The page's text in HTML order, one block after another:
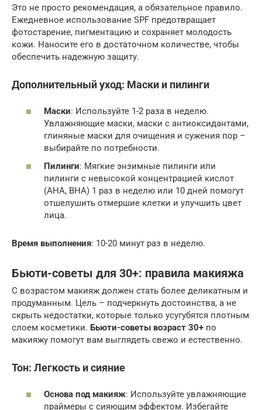
Это не просто рекомендация, а обязательное правило.
Ежедневное использование SPF предотвращает
фотостарение, пигментацию и сохраняет молодость
кожи. Наносите его в достаточном количестве, чтобы
обеспечить надежную защиту.
Дополнительный уход: Маски и пилинги
Маски: Используйте 1-2 раза в неделю.
Увлажняющие маски, маски с антиоксидантами,
глиняные маски для очищения и сужения пор –
выбирайте по потребности.
Пилинги: Мягкие энзимные пилинги или
пилинги с невысокой концентрацией кислот
(AHA, BHA) 1 раз в неделю или 10 дней помогут
отшелушить отмершие клетки и улучшить цвет
лица.
Время выполнения: 10-20 минут раз в неделю.
Бьюти-советы для 30+: правила макияжа
С возрастом макияж должен стать более деликатным и
продуманным. Цель – подчеркнуть достоинства, а не
скрыть недостатки, которые только усугубятся плотным
слоем косметики. Бьюти-советы возраст 30+ по
макияжу помогут вам выглядеть свежо и естественно.
Тон: Легкость и сияние
Основа под макияж: Используйте увлажняющие
праймеры с сияющим эффектом. Избегайте